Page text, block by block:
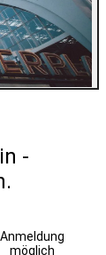
-
Anmeldung
möglich